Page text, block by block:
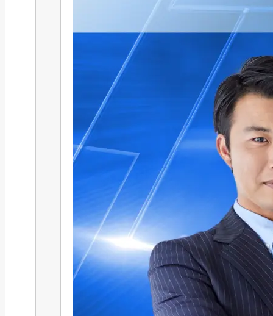
補助金・助成金
2025年最新版｜キャリアアップ助
成金「賃金規...
2025/08/06